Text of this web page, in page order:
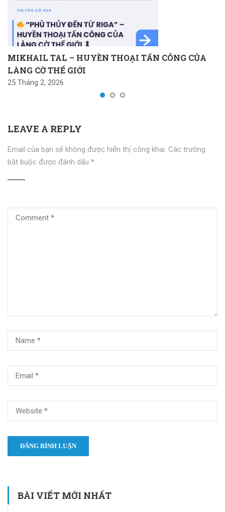
MIKHAIL TAL – HUYỀN THOẠI TẤN CÔNG CỦA
LÀNG CỜ THẾ GIỚI
25 Tháng 2, 2026
LEAVE A REPLY
Email của bạn sẽ không được hiển thị công khai. Các trường
bắt buộc được đánh dấu *
BÀI VIẾT MỚI NHẤT